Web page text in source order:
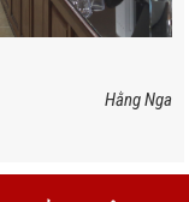
Hằng Nga